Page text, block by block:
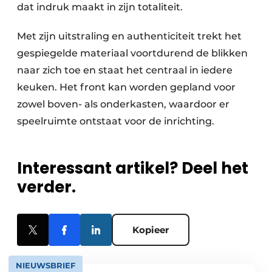
dat indruk maakt in zijn totaliteit.
Met zijn uitstraling en authenticiteit trekt het
gespiegelde materiaal voortdurend de blikken
naar zich toe en staat het centraal in iedere
keuken. Het front kan worden gepland voor
zowel boven- als onderkasten, waardoor er
speelruimte ontstaat voor de inrichting.
Interessant artikel? Deel het
verder.
Kopieer
NIEUWSBRIEF